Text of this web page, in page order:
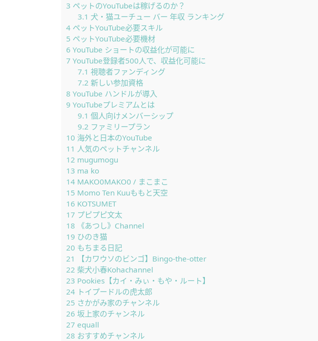
3 ペットのYouTubeは稼げるのか？
3.1 犬・猫ユーチュー バー 年収 ランキング
4 ペットYouTube必要スキル
5 ペットYouTube必要機材
6 YouTube ショートの収益化が可能に
7 YouTube登録者500人で、収益化可能に
7.1 視聴者ファンディング
7.2 新しい参加資格
8 YouTube ハンドルが導入
9 YouTubeプレミアムとは
9.1 個人向けメンバーシップ
9.2 ファミリープラン
10 海外と日本のYouTube
11 人気のペットチャンネル
12 mugumogu
13 ma ko
14 MAKO0MAKO0 / まこまこ
15 Momo Ten Kuuももと天空
16 KOTSUMET
17 プピプピ文太
18 《あつし》Channel
19 ひのき猫
20 もちまる日記
21
【カワウソのビンゴ】Bingo-the-otter
22 柴犬小春Kohachannel
23 Pookies【カイ・みぃ・もや・ルート】
24 トイプードルの虎太郎
25 さかがみ家のチャンネル
26 坂上家のチャンネル
27 equall
28 おすすめチャンネル